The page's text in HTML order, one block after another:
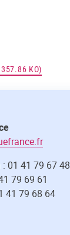
357.86 KO)
01 41 79 67 48
79 69 61
41 79 68 64